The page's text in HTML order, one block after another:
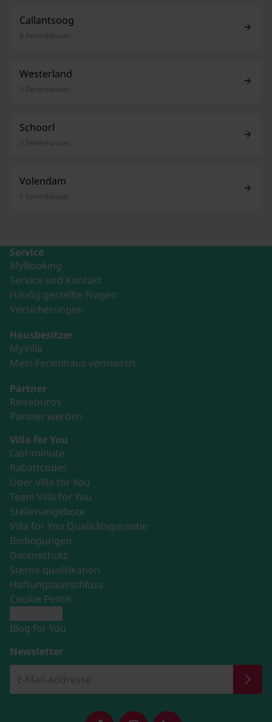
Callantsoog
8 Ferienhäuser
Westerland
5 Ferienhäuser
Schoorl
3 Ferienhäuser
Volendam
5 Ferienhäuser
Service
MyBooking
Service und Kontakt
Häufig gestellte Fragen
Versicherungen
Hausbesitzer
MyVilla
Mein Ferienhaus vermieten
Partner
Reisebüros
Partner werden
Villa for You
Last-minute
Rabattcodes
Über Villa for You
Team Villa for You
Stellenangebote
Villa for You Qualitätsgarantie
Bedingungen
Datenschutz
Sterne qualifikation
Haftungsausschluss
Cookie Politik
Blog for You
Newsletter